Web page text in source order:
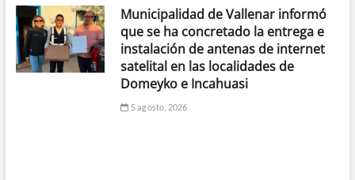
Municipalidad de Vallenar informó
que se ha concretado la entrega e
instalación de antenas de internet
satelital en las localidades de
Domeyko e Incahuasi
5 agosto, 2026